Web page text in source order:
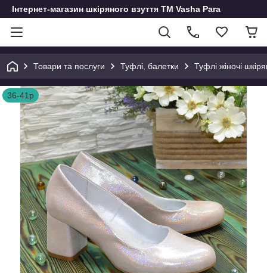
Інтернет-магазин шкіряного взуття ТМ Vasha Para
Товари та послуги Туфлі, балетки Туфлі жіночі
36-41р